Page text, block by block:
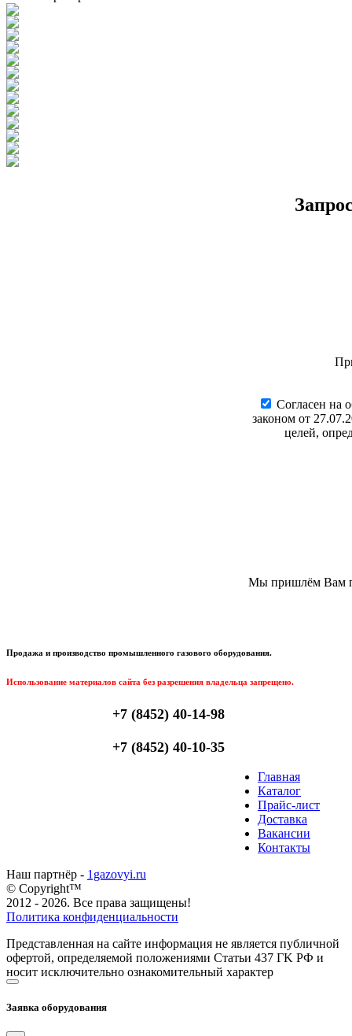
Cогласен на
законом от
целей,
Мы пришлём Вам
Продажа и производство промышленного газового оборудования.
Использование материалов сайта без разрешения владельца запрещено.
+7 (8452) 40-14-98
+7 (8452) 40-10-35
Главная
Каталог
Прайс-лист
Доставка
Вакансии
Контакты
Наш партнёр - 1gazovyi.ru
© Copyright™
2012 - 2026. Все права защищены!
Политика конфиденциальности
Представленная на сайте информация не является публичной
офертой, определяемой положениями Статьи 437 ГK РФ и
носит исключительно ознакомительный характер
Заявка оборудования